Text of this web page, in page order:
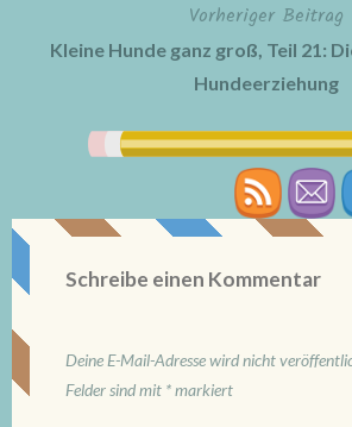
BeitragsnavigationVorheriger Beitrag
Kleine Hunde ganz groß, Teil 21:
Hundeerziehung
Schreibe einen Kommentar
Deine E-Mail-Adresse wird nicht
Felder sind mit *markiert